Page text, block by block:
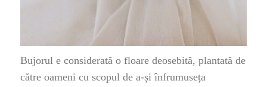
Bujorul e considerată o floare deosebită, plantată de
către oameni cu scopul de a-și înfrumuseța